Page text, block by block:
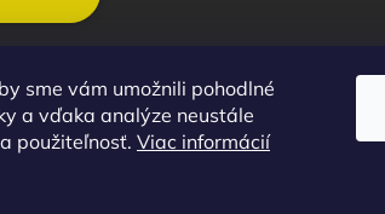
sme vám umožnili pohodlné
a vďaka analýze neustále
použiteľnosť. Viac informácií